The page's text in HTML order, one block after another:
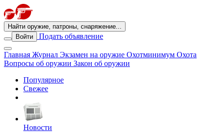
Найти оружие, патроны, снаряжение...
Войти
Подать объявление
Главная Журнал Экзамен на оружие Охотминимум Охота
Вопросы об оружии Закон об оружии
Популярное
Свежее
Новости